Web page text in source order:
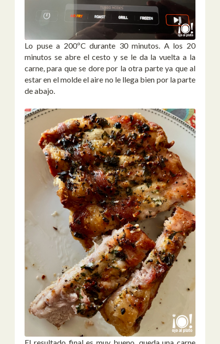
Lo puse a 200ºC durante 30 minutos. A los 20
minutos se abre el cesto y se le da la vuelta a la
carne, para que se dore por la otra parte ya que al
estar en el molde el aire no le llega bien por la parte
de abajo.